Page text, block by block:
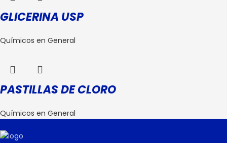
GLICERINA USP
Químicos en General
PASTILLAS DE CLORO
Químicos en General